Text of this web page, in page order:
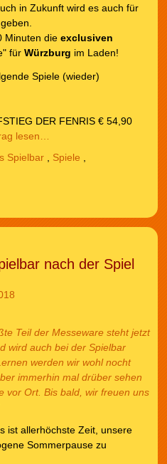
in Zukunft wird es auch für
Minuten die exclusiven
für Würzburg im Laden!
Spiele (wieder)
DER FENRIS € 54,90
lesen…
Spielbar, Spiele
nach der Spiel
Teil der Messeware steht jetzt
wird auch bei der Spielbar
werden wir wohl nocht
immerhin mal drüber sehen
vor Ort. Bis bald, wir freuen uns
ist allerhöchste Zeit, unsere
Sommerpause zu